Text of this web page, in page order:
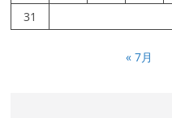
31
« 7月